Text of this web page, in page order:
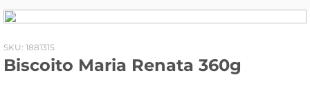
: 1881315
Biscoito Maria Renata 360g
fogao
café